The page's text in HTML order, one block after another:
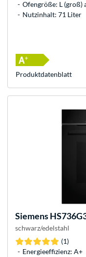
Ofengröße: L (groß)
Nutzinhalt: 71 Liter
Produkt­datenblatt
Siemens
schwarz/edelstahl
(1)
Energieeffizienz: A+